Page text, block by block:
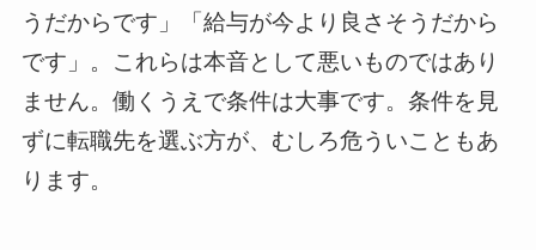
うだからです」「給与が今より良さそうだから
です」。これらは本音として悪いものではあり
ません。働くうえで条件は大事です。条件を見
ずに転職先を選ぶ方が、むしろ危ういこともあ
ります。